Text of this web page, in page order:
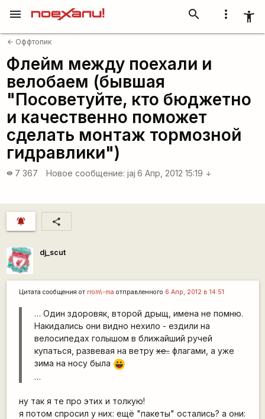
more_vert accessibility_new
search
menu
arrow_back Оффтопик
Флейм между поехали и
велобаем (бывшая
"Посоветуйте, кто бюджетно
и качественно поможет
сделать монтаж тормозной
гидравлики")
visibility 7 367 Новое сообщение: jaj 6 Апр, 2012 15:19 arrow_downward
notifications_active share
dj_scut
Цитата сообщения от rrom\-ma отправленного 6 Апр, 2012 в 14:51
… Один здоровяк, второй дрыщ, имена не помню.
Накидались они видно нехило - ездили на
велосипедах голышом в ближайший ручей
купаться, развевая на ветрухе..флагами, а уже
зима на носу была |-))
…
ну так я те про этих и толкую!
я потом спросил у них: ещё "пакеты" остались? а они: